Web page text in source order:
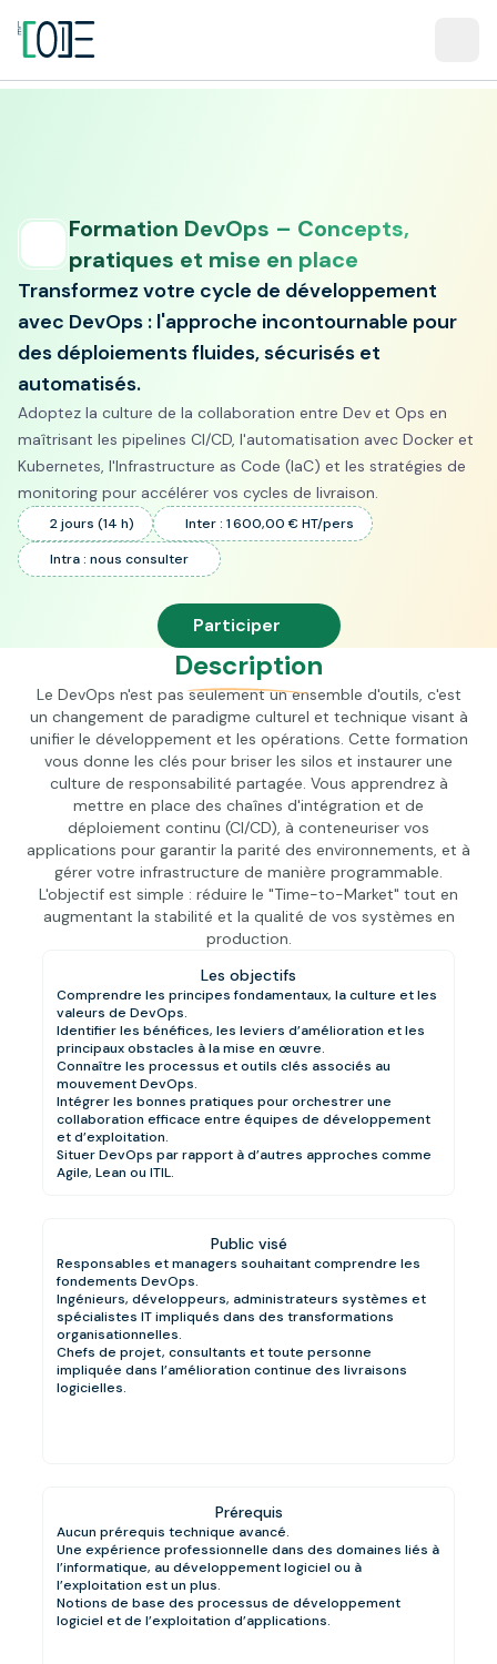
Formation DevOps – Concepts,
pratiques et mise en place
Transformez votre cycle de développement
avec DevOps : l'approche incontournable pour
des déploiements fluides, sécurisés et
automatisés.
Adoptez la culture de la collaboration entre Dev et Ops en
maîtrisant les pipelines CI/CD, l'automatisation avec Docker et
Kubernetes, l'Infrastructure as Code (IaC) et les stratégies de
monitoring pour accélérer vos cycles de livraison.
2 jours (14 h)
Inter : 1 600,00 € HT/pers
Intra : nous consulter
Participer
Description
Le DevOps n'est pas seulement un ensemble d'outils, c'est
un changement de paradigme culturel et technique visant à
unifier le développement et les opérations. Cette formation
vous donne les clés pour briser les silos et instaurer une
culture de responsabilité partagée. Vous apprendrez à
mettre en place des chaînes d'intégration et de
déploiement continu (CI/CD), à conteneuriser vos
applications pour garantir la parité des environnements, et à
gérer votre infrastructure de manière programmable.
L'objectif est simple : réduire le "Time-to-Market" tout en
augmentant la stabilité et la qualité de vos systèmes en
production.
Les objectifs
Comprendre les principes fondamentaux, la culture et les
valeurs de DevOps.
Identifier les bénéfices, les leviers d’amélioration et les
principaux obstacles à la mise en œuvre.
Connaître les processus et outils clés associés au
mouvement DevOps.
Intégrer les bonnes pratiques pour orchestrer une
collaboration efficace entre équipes de développement
et d’exploitation.
Situer DevOps par rapport à d’autres approches comme
Agile, Lean ou ITIL.
Public visé
Responsables et managers souhaitant comprendre les
fondements DevOps.
Ingénieurs, développeurs, administrateurs systèmes et
spécialistes IT impliqués dans des transformations
organisationnelles.
Chefs de projet, consultants et toute personne
impliquée dans l’amélioration continue des livraisons
logicielles.
Prérequis
Aucun prérequis technique avancé.
Une expérience professionnelle dans des domaines liés à
l’informatique, au développement logiciel ou à
l’exploitation est un plus.
Notions de base des processus de développement
logiciel et de l’exploitation d’applications.